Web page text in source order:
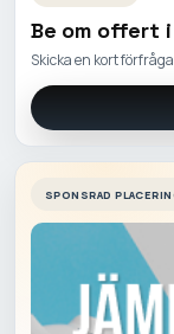
Be om offert i
Skicka en kort
SPONSRAD